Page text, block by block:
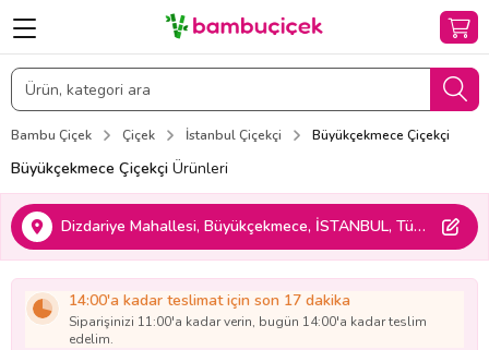
Bambu Çiçek Çiçek İstanbul Çiçekçi Büyükçekmece Çiçekçi
Büyükçekmece Çiçekçi Ürünleri
Dizdariye Mahallesi, Büyükçekmece, İSTANBUL, Türkiye
14:00'a kadar teslimat için son 17 dakika
Siparişinizi 11:00'a kadar verin, bugün 14:00'a kadar teslim
edelim.